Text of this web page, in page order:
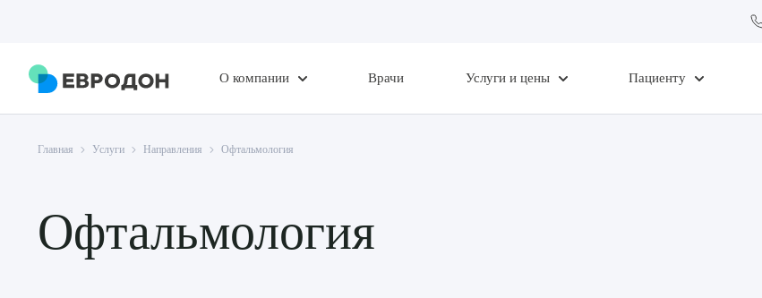
О компании Врачи Услуги и цены Пациенту
Главная Услуги Направления Офтальмология
Офтальмология